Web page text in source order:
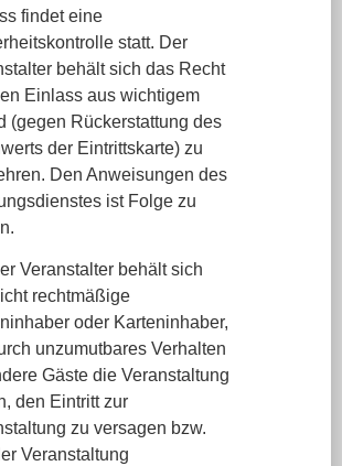
findet eine
statt. Der
behält sich das Recht
Einlass aus wichtigem
(gegen Rückerstattung des
der Eintrittskarte) zu
Den Anweisungen des
ist Folge zu
Veranstalter behält sich
rechtmäßige
oder Karteninhaber,
unzumutbares Verhalten
Gäste die Veranstaltung
den Eintritt zur
zu versagen bzw.
Veranstaltung